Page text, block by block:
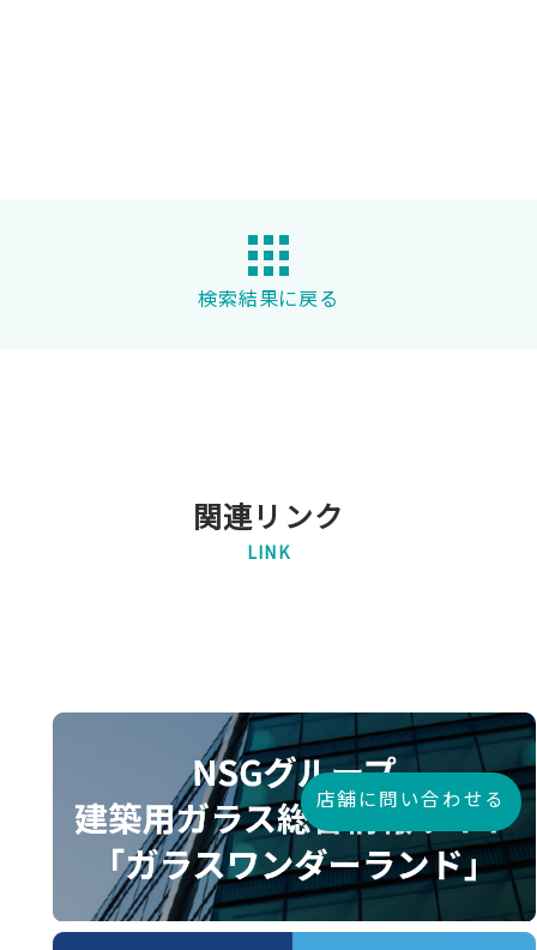
検索結果に戻る
関連リンク
LINK
店舗に問い合わせる